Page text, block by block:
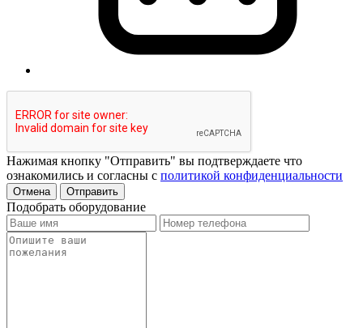
Нажимая кнопку "Отправить" вы подтверждаете что
ознакомились и согласны с политикой конфиденциальности
Отмена Отправить
Подобрать оборудование